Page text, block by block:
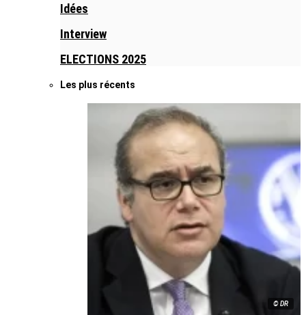
Idées
Interview
ELECTIONS 2025
Les plus récents
© DR